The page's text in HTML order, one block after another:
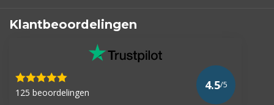
Klantbeoordelingen
125 beoordelingen
4.5/5